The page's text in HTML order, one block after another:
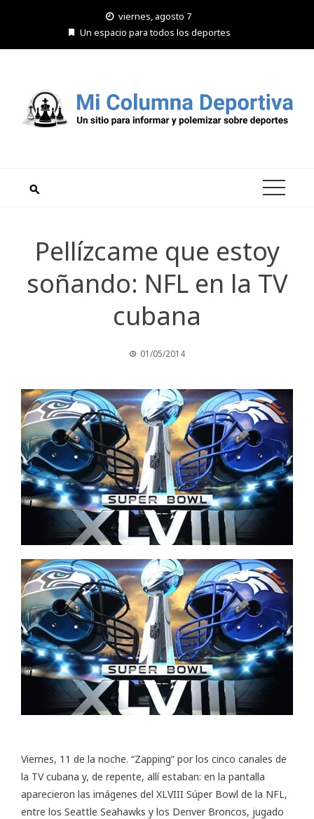
viernes, agosto 7
Un espacio para todos los deportes
Pellízcame que estoy
soñando: NFL en la TV
cubana
01/05/2014
Viernes, 11 de la noche. “Zapping” por los cinco canales de
la TV cubana y, de repente, allí estaban: en la pantalla
aparecieron las imágenes del XLVIII Súper Bowl de la NFL,
entre los Seattle Seahawks y los Denver Broncos, jugado